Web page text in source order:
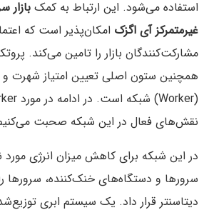
استفاده می‌شود. این ارتباط به کمک
غیرمتمرکز آی اگزک امکان‌پذیر است که
مشارکت‌کنندگان بازار را تامین می‌کند.
همچنین ستون اصلی تعیین امتیاز شهرت و
نقش‌های فعال در این شبکه صحبت
در این شبکه برای کاهش میزان انرژی مورد
سرورها و دستگاه‌های خنک‌کننده، سرورها
دیتاسنتر قرار داد. یک سیستم ابری